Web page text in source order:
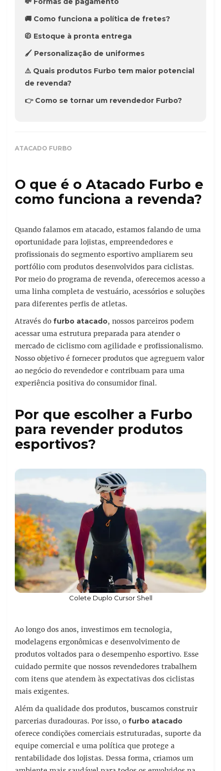
🚚 Como funciona a política de fretes?
🧥 Estoque à pronta entrega
🖌️ Personalização de uniformes
⚠️ Quais produtos Furbo tem maior potencial
de revenda?
👉 Como se tornar um revendedor Furbo?
ATACADO FURBO
O que é o Atacado Furbo e
como funciona a revenda?
Quando falamos em atacado, estamos falando de uma
oportunidade para lojistas, empreendedores e
profissionais do segmento esportivo ampliarem seu
portfólio com produtos desenvolvidos para ciclistas.
Por meio do programa de revenda, oferecemos acesso a
uma linha completa de vestuário, acessórios e soluções
para diferentes perfis de atletas.
Através do furbo atacado, nossos parceiros podem
acessar uma estrutura preparada para atender o
mercado de ciclismo com agilidade e profissionalismo.
Nosso objetivo é fornecer produtos que agreguem valor
ao negócio do revendedor e contribuam para uma
experiência positiva do consumidor final.
Por que escolher a Furbo
para revender produtos
esportivos?
Colete Duplo Cursor Shell
Ao longo dos anos, investimos em tecnologia,
modelagens ergonômicas e desenvolvimento de
produtos voltados para o desempenho esportivo. Esse
cuidado permite que nossos revendedores trabalhem
com itens que atendem às expectativas dos ciclistas
mais exigentes.
Além da qualidade dos produtos, buscamos construir
parcerias duradouras. Por isso, o furbo atacado
oferece condições comerciais estruturadas, suporte da
equipe comercial e uma política que protege a
rentabilidade dos lojistas. Dessa forma, criamos um